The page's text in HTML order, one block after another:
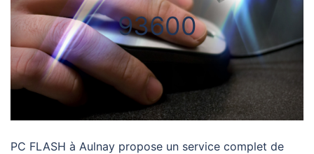
93600
PC FLASH à Aulnay propose un service complet de